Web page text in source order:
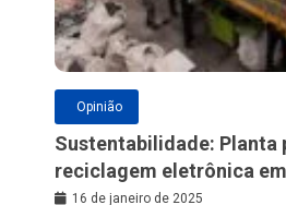
Opinião
Sustentabilidade: Planta
reciclagem eletrônica
a maior da América Latina
16 de janeiro de 2025